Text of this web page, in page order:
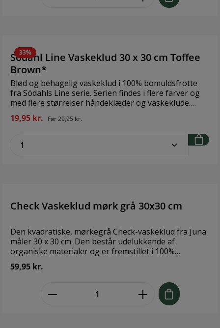
33%
Södahl Line Vaskeklud 30 x 30 cm Toffee
Brown*
Blød og behagelig vaskeklud i 100% bomuldsfrotte
fra Södahls Line serie. Serien findes i flere farver og
med flere størrelser håndeklæder og vaskeklude.
STANDARD 100 by OEKO-TEX® cert. nr. 10550CIT
Hohenstein HTTI Brand: Södahl Størrelse: 30 x 30 cm
19,95 kr. Før29,95 kr.
Check Vaskeklud mørk grå 30x30 cm
Den kvadratiske, mørkegrå Check-vaskeklud fra Juna
måler 30 x 30 cm. Den består udelukkende af
organiske materialer og er fremstillet i 100%
økologisk bomuld. Kluden kan vaskes ved op til 60
grader i vaskemaskinen efter behov, og den kan også
tørres i tørretumbleren. Den er en del af den
populære Check-serie, som består af håndklæder og
vaskeklude i diverse farver og størrelser. Lad den
59,95 kr.